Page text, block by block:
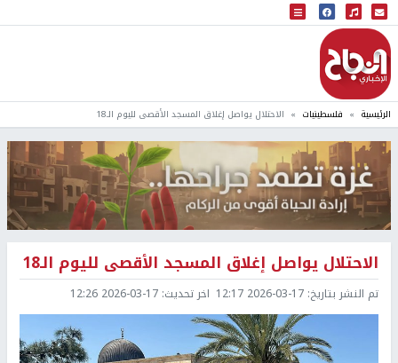
البث المباشر
إذاعة النجاح
الرئيسية فلسطينيات الاحتلال يواصل إغلاق المسجد الأقصى لليوم الـ18
الاحتلال يواصل إغلاق المسجد الأقصى لليوم الـ18
تم النشر بتاريخ: 2026-03-17 12:17 اخر تحديث: 2026-03-17 12:26